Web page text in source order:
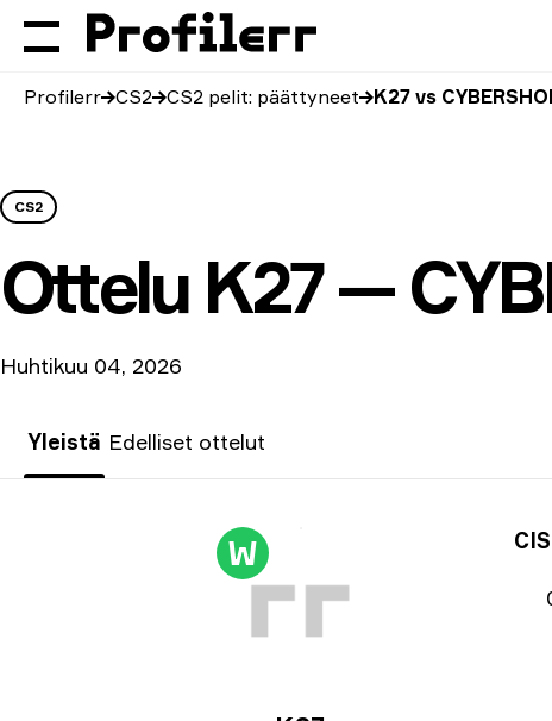
Profilerr CS2 CS2 pelit: päättyneet K27 vs
CS2
Ottelu K27 —
Huhtikuu 04, 2026
Yleistä Edelliset ottelut
W